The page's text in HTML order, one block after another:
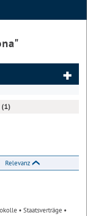
"
(1)
Relevanz
• Staatsverträge •